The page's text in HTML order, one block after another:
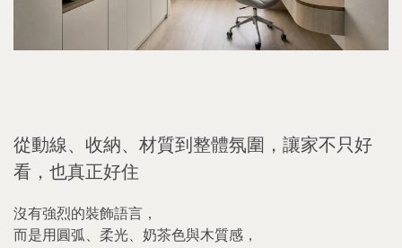
從動線、收納、材質到整體氛圍，讓家不只好
看，也真正好住
沒有強烈的裝飾語言，
而是用圓弧、柔光、奶茶色與木質感，